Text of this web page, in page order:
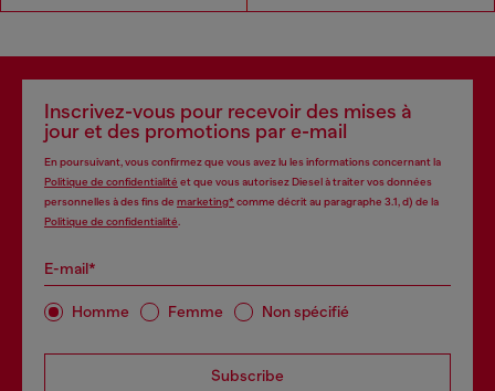
Inscrivez-vous pour recevoir des mises à
jour et des promotions par e-mail
En poursuivant, vous confirmez que vous avez lu les informations concernant la
Politique de confidentialité et que vous autorisez Diesel à traiter vos données
personnelles à des fins de marketing*comme décrit au paragraphe 3.1, d) de la
Politique de confidentialité
E-mail*
Homme Femme Non spécifié
Subscribe